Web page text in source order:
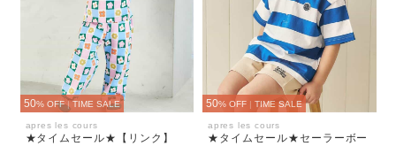
50% OFF | TIME SALE
apres les cours
★タイムセール★【リンク】
50% OFF | TIME SALE
apres les cours
★タイムセール★セーラーボー